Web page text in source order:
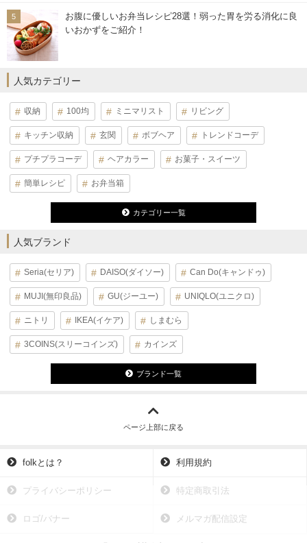
お腹に優しいお弁当レシピ28選！弱った胃を労る消化に良
いおかずをご紹介！
人気カテゴリー
収納 100均 ミニマリスト リビング
キッチン収納 玄関 ボブヘア トレンドコーデ
プチプラコーデ ヘアカラー お菓子・スイーツ
簡単レシピ お弁当箱
カテゴリー一覧
人気ブランド
Seria(セリア) DAISO(ダイソー) Can Do(キャンドゥ)
MUJI(無印良品) GU(ジーユー) UNIQLO(ユニクロ)
ニトリ IKEA(イケア) しまむら
3COINS(スリーコインズ) カインズ
ブランド一覧
ページ上部に戻る
folkとは？ 利用規約
プライバシーポリシー 特定商取引法
ロゴ/バナー メルマガ配信設定